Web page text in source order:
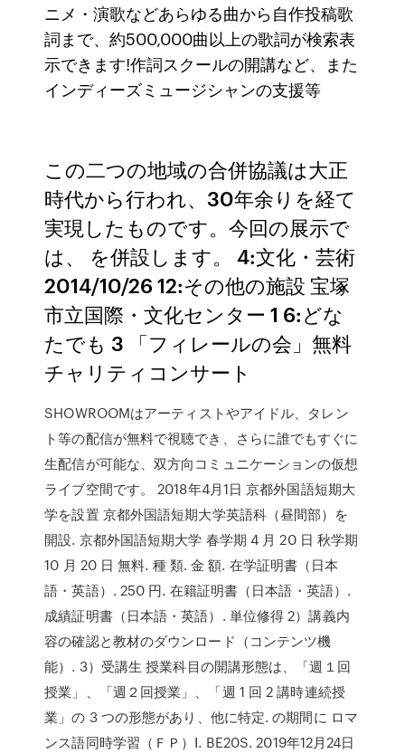
ニメ・演歌などあらゆる曲から自作投稿歌
詞まで、約500,000曲以上の歌詞が検索表
示できます!作詞スクールの開講など、また
インディーズミュージシャンの支援等
この二つの地域の合併協議は大正
時代から行われ、30年余りを経て
実現したものです。今回の展示で
は、 を併設します。 4:文化・芸術
2014/10/26 12:その他の施設 宝塚
市立国際・文化センター 1 6:どな
たでも 3 「フィレールの会」無料
チャリティコンサート
SHOWROOMはアーティストやアイドル、タレン
ト等の配信が無料で視聴でき、さらに誰でもすぐに
生配信が可能な、双方向コミュニケーションの仮想
ライブ空間です。 2018年4月1日 京都外国語短期大
学を設置 京都外国語短期大学英語科（昼間部）を
開設. 京都外国語短期大学 春学期 4 月 20 日 秋学期
10 月 20 日 無料. 種 類. 金 額. 在学証明書（日本
語・英語）. 250 円. 在籍証明書（日本語・英語）.
成績証明書（日本語・英語）. 単位修得 2）講義内
容の確認と教材のダウンロード（コンテンツ機
能）. 3）受講生 授業科目の開講形態は、「週１回
授業」、「週２回授業」、「週 1 回 2 講時連続授
業」の 3 つの形態があり、他に特定. の期間に ロマ
ンス語同時学習（ＦＰ）Ⅰ. BE20S. 2019年12月24日